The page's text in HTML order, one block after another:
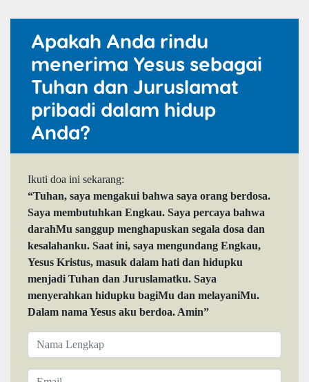
Apakah Anda rindu
menerima Yesus sebagai
Tuhan dan Juruslamat
pribadi dalam hidup
Anda?
Ikuti doa ini sekarang:
“Tuhan, saya mengakui bahwa saya orang berdosa.
Saya membutuhkan Engkau. Saya percaya bahwa
darahMu sanggup menghapuskan segala dosa dan
kesalahanku. Saat ini, saya mengundang Engkau,
Yesus Kristus, masuk dalam hati dan hidupku
menjadi Tuhan dan Juruslamatku. Saya
menyerahkan hidupku bagiMu dan melayaniMu.
Dalam nama Yesus aku berdoa. Amin”